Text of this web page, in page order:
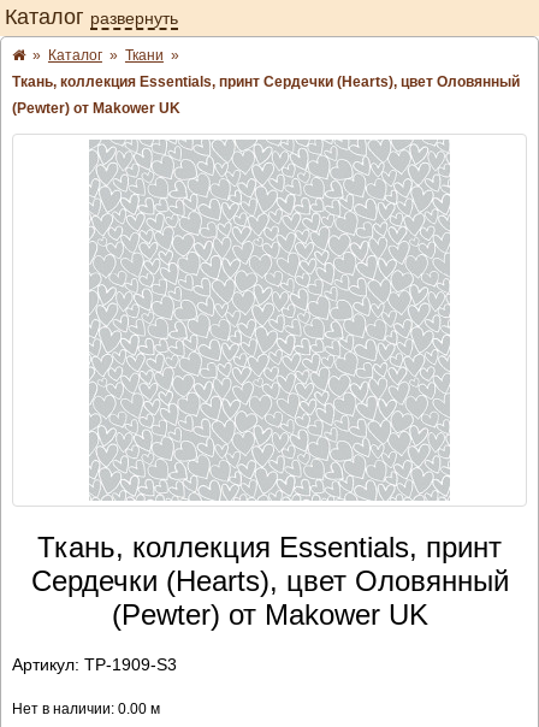
Каталог развернуть
» Каталог » Ткани »
Ткань, коллекция Essentials, принт Сердечки (Hearts), цвет Оловянный
(Pewter) от Makower UK
Ткань, коллекция Essentials, принт
Сердечки (Hearts), цвет Оловянный
(Pewter) от Makower UK
Артикул: TP-1909-S3
Нет в наличии: 0.00 м